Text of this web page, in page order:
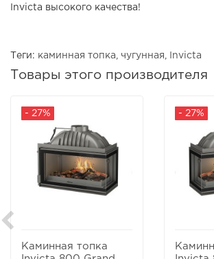
Invicta высокого качества!
Теги: каминная топка, чугунная , Invicta
Товары этого производителя
- 27%
Каминная топка
- 27%